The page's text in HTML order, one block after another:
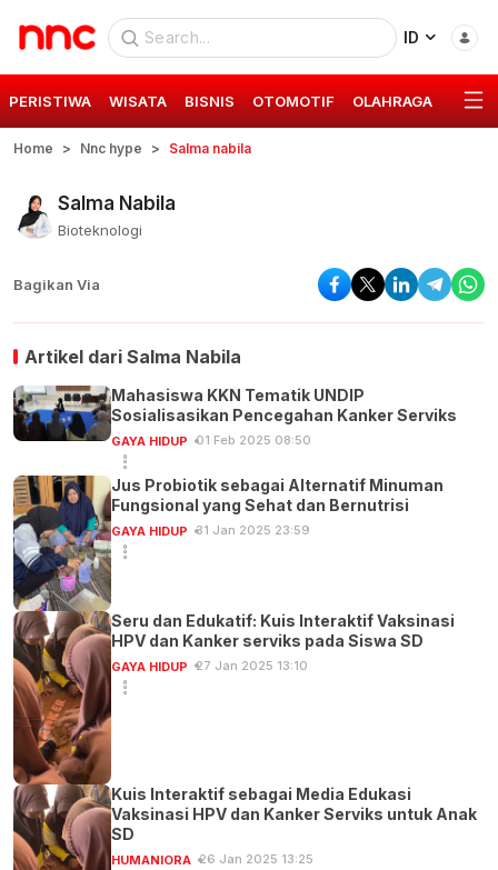
ID
PERISTIWA WISATA BISNIS OTOMOTIF OLAHRAGA GAYA
Home Nnc hype Salma nabila
Salma Nabila
Bioteknologi
Bagikan Via
Artikel dari Salma Nabila
Mahasiswa KKN Tematik UNDIP
Sosialisasikan Pencegahan Kanker Serviks
GAYA HIDUP 01 Feb 2025 08:50
Jus Probiotik sebagai Alternatif Minuman
Fungsional yang Sehat dan Bernutrisi
GAYA HIDUP 31 Jan 2025 23:59
Seru dan Edukatif: Kuis Interaktif Vaksinasi
HPV dan Kanker serviks pada Siswa SD
GAYA HIDUP 27 Jan 2025 13:10
Kuis Interaktif sebagai Media Edukasi
Vaksinasi HPV dan Kanker Serviks untuk Anak
SD
HUMANIORA 26 Jan 2025 13:25